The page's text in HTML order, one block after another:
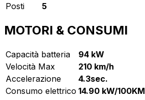
Posti
5
MOTORI & CONSUMI
Capacità batteria
94 kW
Velocità Max
210 km/h
Accelerazione
4.3sec.
Consumo elettrico 14.90 kW/100KM